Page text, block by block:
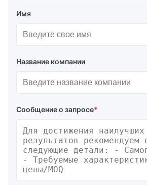
Имя
Название компании
Сообщение о запросе*